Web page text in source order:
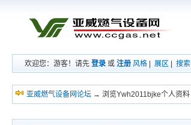
欢迎您：游客！请先登录 或注册 风格 |展区 |搜索
亚威燃气设备网论坛 → 浏览Ywh2011bjke个人资料